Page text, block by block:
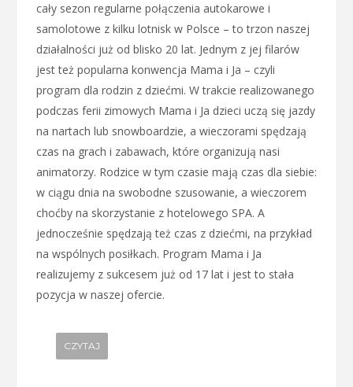
cały sezon regularne połączenia autokarowe i
samolotowe z kilku lotnisk w Polsce – to trzon naszej
działalności już od blisko 20 lat. Jednym z jej filarów
jest też popularna konwencja Mama i Ja – czyli
program dla rodzin z dziećmi. W trakcie realizowanego
podczas ferii zimowych Mama i Ja dzieci uczą się jazdy
na nartach lub snowboardzie, a wieczorami spędzają
czas na grach i zabawach, które organizują nasi
animatorzy. Rodzice w tym czasie mają czas dla siebie:
w ciągu dnia na swobodne szusowanie, a wieczorem
choćby na skorzystanie z hotelowego SPA. A
jednocześnie spędzają też czas z dziećmi, na przykład
na wspólnych posiłkach. Program Mama i Ja
realizujemy z sukcesem już od 17 lat i jest to stała
pozycja w naszej ofercie.
CZYTAJ